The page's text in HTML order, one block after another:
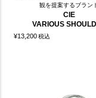
観を提案するブラン
CIE
VARIOUS
¥13,200税込